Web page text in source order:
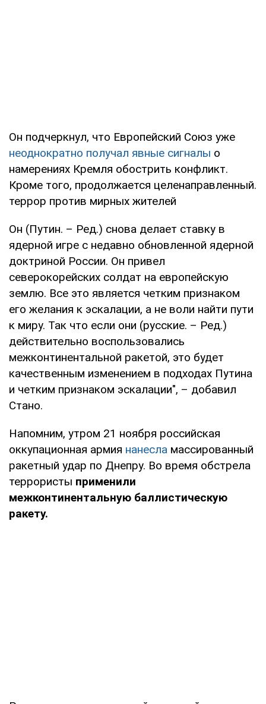
Он подчеркнул, что Европейский Союз уже
неоднократно получал явные сигналы о
намерениях Кремля обострить конфликт.
Кроме того, продолжается целенаправленный.
террор против мирных жителей
Он (Путин. – Ред.) снова делает ставку в
ядерной игре с недавно обновленной ядерной
доктриной России. Он привел
северокорейских солдат на европейскую
землю. Все это является четким признаком
его желания к эскалации, а не воли найти пути
к миру. Так что если они (русские. – Ред.)
действительно воспользовались
межконтинентальной ракетой, это будет
качественным изменением в подходах Путина
и четким признаком эскалации", – добавил
Стано.
Напомним, утром 21 ноября российская
оккупационная армия нанесла массированный
ракетный удар по Днепру. Во время обстрела
террористы применили
межконтинентальную баллистическую
ракету.